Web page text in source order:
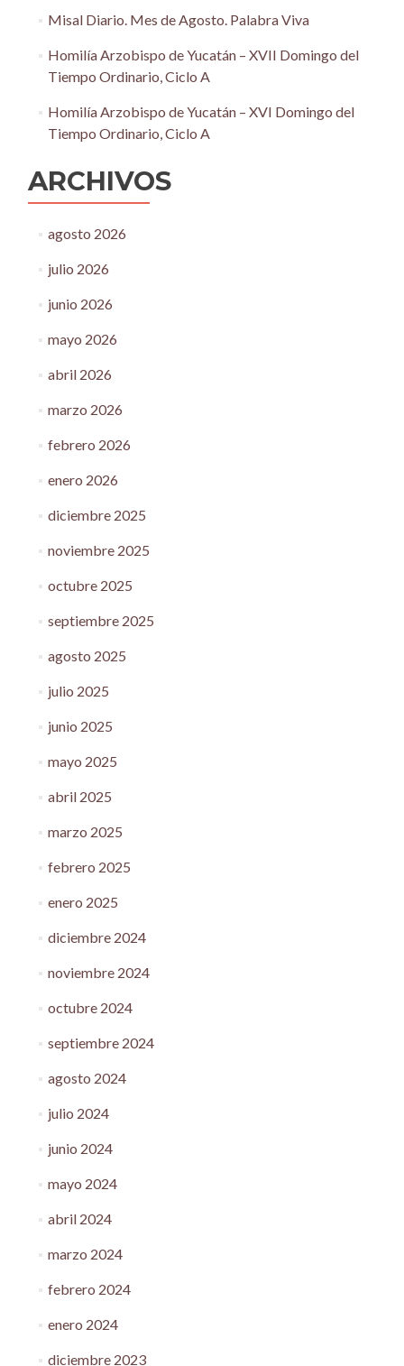
Misal Diario. Mes de Agosto. Palabra Viva
Homilía Arzobispo de Yucatán – XVII Domingo del
Tiempo Ordinario, Ciclo A
Homilía Arzobispo de Yucatán – XVI Domingo del
Tiempo Ordinario, Ciclo A
ARCHIVOS
agosto 2026
julio 2026
junio 2026
mayo 2026
abril 2026
marzo 2026
febrero 2026
enero 2026
diciembre 2025
noviembre 2025
octubre 2025
septiembre 2025
agosto 2025
julio 2025
junio 2025
mayo 2025
abril 2025
marzo 2025
febrero 2025
enero 2025
diciembre 2024
noviembre 2024
octubre 2024
septiembre 2024
agosto 2024
julio 2024
junio 2024
mayo 2024
abril 2024
marzo 2024
febrero 2024
enero 2024
diciembre 2023